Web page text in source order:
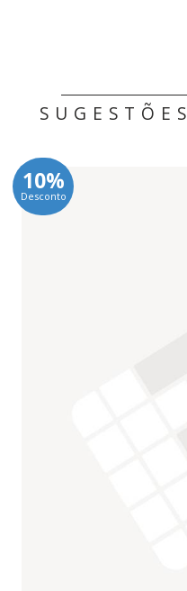
SUGESTÕES
10%
Desconto